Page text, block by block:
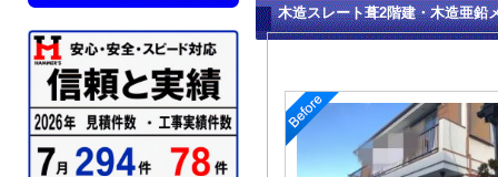
木造スレート葺2階建・木造亜